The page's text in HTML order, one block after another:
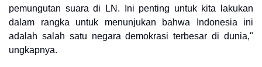
pemungutan suara di LN. Ini penting untuk kita lakukan
dalam rangka untuk menunjukan bahwa Indonesia ini
adalah salah satu negara demokrasi terbesar di dunia,"
ungkapnya.